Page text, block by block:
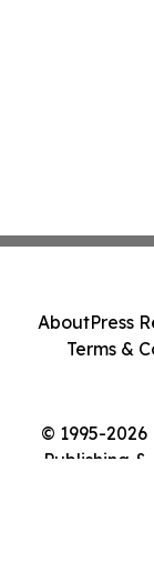
© 1995-
Publishing
AboutPress
Terms &